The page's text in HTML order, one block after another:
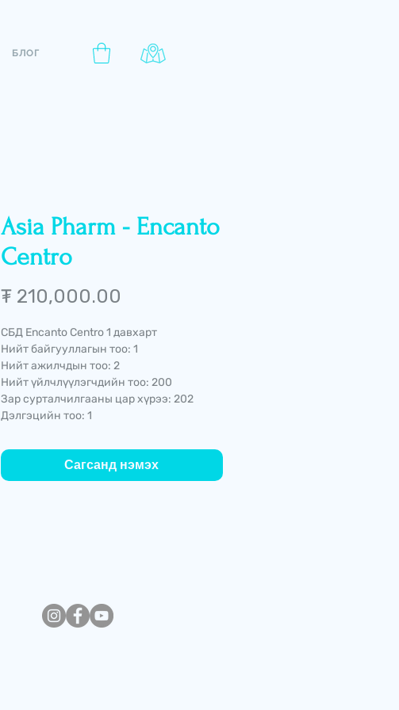
БЛОГ
Asia Pharm - Encanto
Centro
₮ 210,000.00
СБД Encanto Centro 1 давхарт
Нийт байгууллагын тоо: 1
Нийт ажилчдын тоо: 2
Нийт үйлчлүүлэгчдийн тоо: 200
Зар сурталчилгааны цар хүрээ: 202
Дэлгэцийн тоо: 1
Сагсанд нэмэх